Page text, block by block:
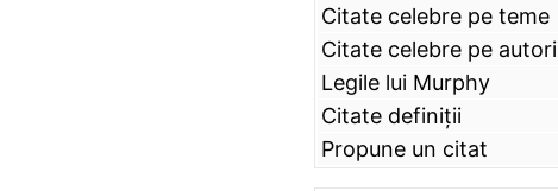
Citate celebre pe teme
Citate celebre pe autori
Legile lui Murphy
Citate definiţii
Propune un citat